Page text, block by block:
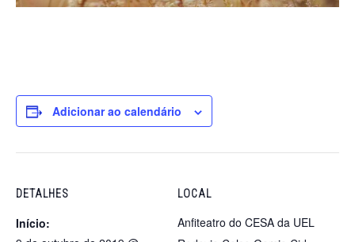
Adicionar ao calendário
DETALHES
Início:
LOCAL
Anfiteatro do CESA da UEL